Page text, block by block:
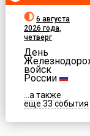
6 августа
2026 года,
четверг
День
войск
России
...а также
еще 33 события